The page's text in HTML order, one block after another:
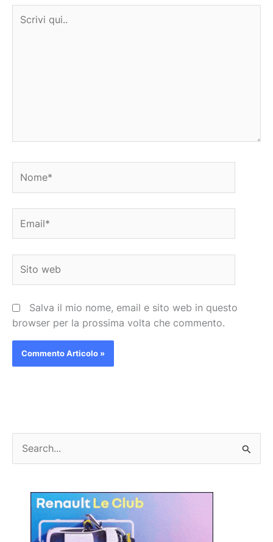
qui..
web
Salva il mio nome, email e sito web in questo
browser per la prossima volta che commento.